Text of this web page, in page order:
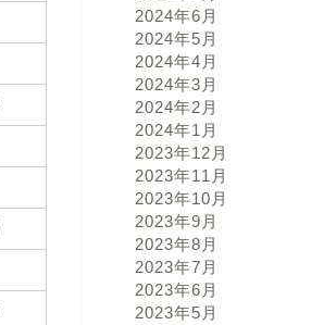
2024年6月
2024年5月
2024年4月
2024年3月
2024年2月
2024年1月
2023年12月
2023年11月
2023年10月
2023年9月
2023年8月
2023年7月
2023年6月
2023年5月